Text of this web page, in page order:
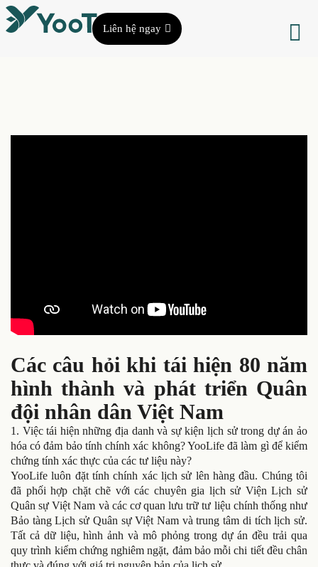
Liên hệ ngay
Các câu hỏi khi tái hiện 80 năm
hình thành và phát triển Quân
đội nhân dân Việt Nam
1. Việc tái hiện những địa danh và sự kiện lịch sử trong dự án ảo
hóa có đảm bảo tính chính xác không? YooLife đã làm gì để kiểm
chứng tính xác thực của các tư liệu này?
YooLife luôn đặt tính chính xác lịch sử lên hàng đầu. Chúng tôi
đã phối hợp chặt chẽ với các chuyên gia lịch sử Viện Lịch sử
Quân sự Việt Nam và các cơ quan lưu trữ tư liệu chính thống như
Bảo tàng Lịch sử Quân sự Việt Nam và trung tâm di tích lịch sử.
Tất cả dữ liệu, hình ảnh và mô phỏng trong dự án đều trải qua
quy trình kiểm chứng nghiêm ngặt, đảm bảo mỗi chi tiết đều chân